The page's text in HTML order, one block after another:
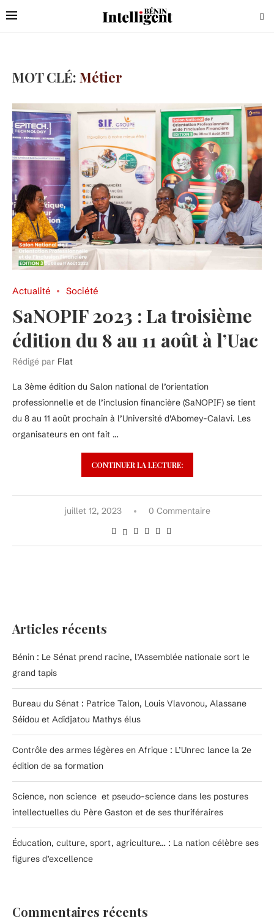
MOT CLÉ: Métier
Actualité Société
SaNOPIF 2023 : La troisième
édition du 8 au 11 août à l’Uac
Rédigé par Flat
La 3ème édition du Salon national de l’orientation
professionnelle et de l’inclusion financière (SaNOPIF) se tient
du 8 au 11 août prochain à l’Université d’Abomey-Calavi. Les
organisateurs en ont fait …
CONTINUER LA LECTURE:
juillet 12, 2023 0 Commentaire
Articles récents
Bénin : Le Sénat prend racine, l’Assemblée nationale sort le
grand tapis
Bureau du Sénat : Patrice Talon, Louis Vlavonou, Alassane
Séidou et Adidjatou Mathys élus
Contrôle des armes légères en Afrique : L’Unrec lance la 2e
édition de sa formation
Science, non science et pseudo-science dans les postures
intellectuelles du Père Gaston et de ses thuriféraires
Éducation, culture, sport, agriculture… : La nation célèbre ses
figures d’excellence
Commentaires récents